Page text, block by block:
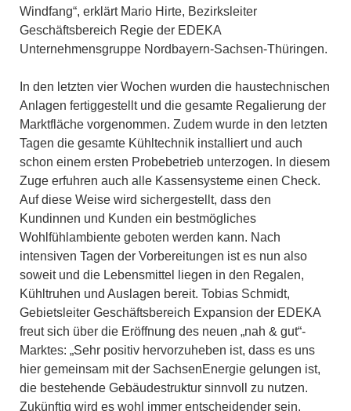
Windfang“, erklärt Mario Hirte, Bezirksleiter
Geschäftsbereich Regie der EDEKA
Unternehmensgruppe Nordbayern-Sachsen-Thüringen.
In den letzten vier Wochen wurden die haustechnischen
Anlagen fertiggestellt und die gesamte Regalierung der
Marktfläche vorgenommen. Zudem wurde in den letzten
Tagen die gesamte Kühltechnik installiert und auch
schon einem ersten Probebetrieb unterzogen. In diesem
Zuge erfuhren auch alle Kassensysteme einen Check.
Auf diese Weise wird sichergestellt, dass den
Kundinnen und Kunden ein bestmögliches
Wohlfühlambiente geboten werden kann. Nach
intensiven Tagen der Vorbereitungen ist es nun also
soweit und die Lebensmittel liegen in den Regalen,
Kühltruhen und Auslagen bereit. Tobias Schmidt,
Gebietsleiter Geschäftsbereich Expansion der EDEKA
freut sich über die Eröffnung des neuen „nah & gut“-
Marktes: „Sehr positiv hervorzuheben ist, dass es uns
hier gemeinsam mit der SachsenEnergie gelungen ist,
die bestehende Gebäudestruktur sinnvoll zu nutzen.
Zukünftig wird es wohl immer entscheidender sein,